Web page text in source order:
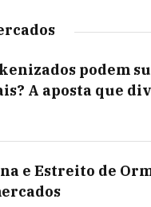
podem
A aposta que
e Estreito de